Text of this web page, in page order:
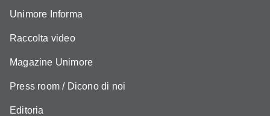
Unimore Informa
Raccolta video
Magazine Unimore
Press room / Dicono di noi
Editoria